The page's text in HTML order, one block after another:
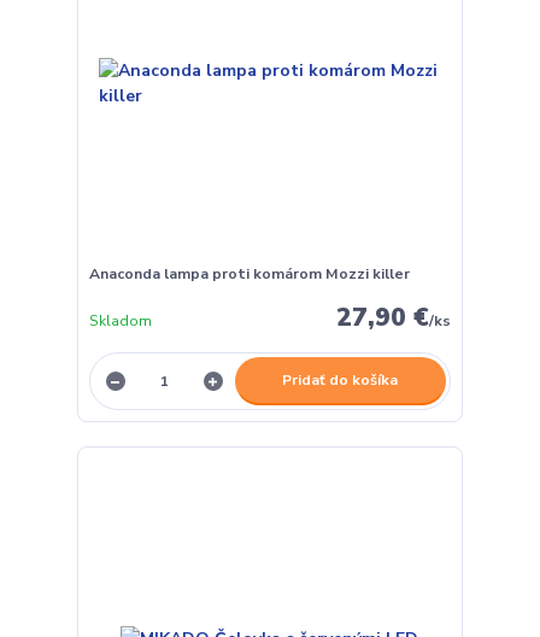
Anaconda lampa proti komárom Mozzi killer
27,90 €/ks
Skladom
Pridať do košíka